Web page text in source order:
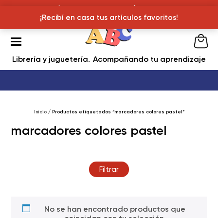
¡Recibí en casa tus articulos favoritos!
Librería y juguetería Acompañando tu aprendizaje
Inicio/ Productos etiquetados “marcadores colores pastel”
marcadores colores pastel
Filtrar
No se han encontrado productos que
¡Recibí en casa tus artículos favoritos!